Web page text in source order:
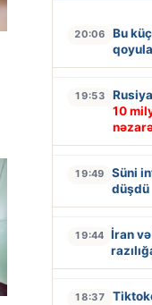
20:06
Bu
19:53
10
19:49
Süni
düşdü
19:44 İran
18:37